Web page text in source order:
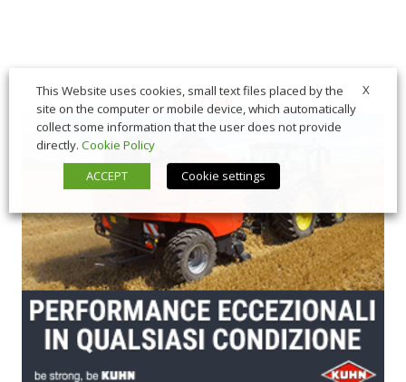
X
This Website uses cookies, small text files placed by the
site on the computer or mobile device, which automatically
collect some information that the user does not provide
directly. Cookie Policy
ACCEPT
Cookie settings